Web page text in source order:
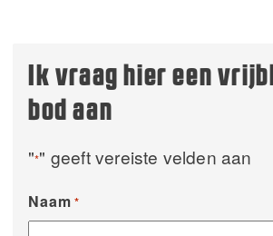
Ik vraag hier een
bod aan
"*" geeft vereiste velden aan
Naam *